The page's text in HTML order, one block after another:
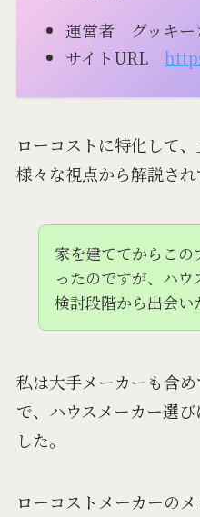
運営者 グッキー
サイトURL
ローコストに特化して
様々な視点から解説され
家を建ててからこの
ったのですが、ハウ
検討段階から出会い
私は大手メーカーも含
で、ハウスメーカー選
した。
ローコストメーカーの